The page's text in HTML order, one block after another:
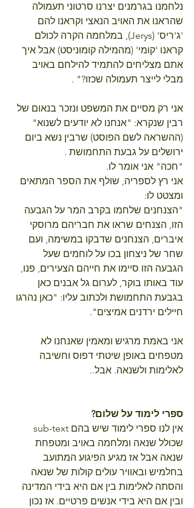
נלחמנו בגרמנים יצרנו סרטוני תעמולה
שהראנו את האויב הנאצי וקראנו להם
'ג'ריס' (Jerys), במלחמה הקרה לכולם
קראנו 'קומי' (מהמילה קומוניסט) אבל איך
אתם מצליחים להתמיד להילחם באויב
מבלי לייצר תעמולה שכזו?" .
אני רק מסיים את המשפט ונזכר בנאום של
רבין שנקרא: "אנחנו לא יודעים לשנוא"
(ההשראה לשם הפוסט) שרבין נשא ביום
ירושלים על גבעת התחמושת .
"חכה" אני אומר לו.
אני רץ לספריה, שולף את הספר המתאים
ומצטט לו:
"הצנחנים שלחמו בקרב המר על הגבעה
הזו, הצנחים שראו את חבריהם מרוסקי
איברים, הצנחנים שדבקו במשימה, ועם
שחר של ניצחון בכו על לוחמים שעל
הגבעה הזו סיימו את חייהם הצעירים, פנו,
עוד באותו בוקר, לערום גל אבנים כאן
בגבעת התחמושת ולכתוב עליו: "כאן נהרגו
חיילים ירדנים אמיצים".
אני באמת מרגיש ומאמין שאנחנו לא
מטפחים באופן שיטתי דפוס וחשיבה
לאלימות ולשנאה. אבל..
ספרי לימוד על שלום?
שכולל שנאה ומלחמה באויב ומטפחת
שנאה אבל אז מגיע הפיגוע המתועב
בחלמיש ובאוויר עולים קולות של שנאה
והסתה לאלימות בין אם היא בידי המדינה
ובין אם היא בידי אנשים פרטיים. אז נכון